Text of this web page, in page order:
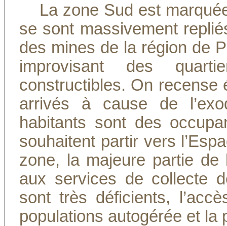
La zone Sud est
se sont massivement
des mines de la région de
improvisant des
constructibles. On recense
arrivés à cause de
habitants sont des
souhaitent partir vers
zone, la majeure partie de
aux services de collecte
sont très déficients,
populations autogérée et la